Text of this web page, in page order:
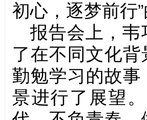
初心，逐梦前行”
报告会上，
了在不同文化
勤勉学习的故
景进行了展望